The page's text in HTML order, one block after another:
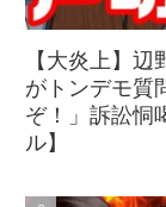
【大炎上】
がトンデモ質
ぞ！」訴訟恫
ル】